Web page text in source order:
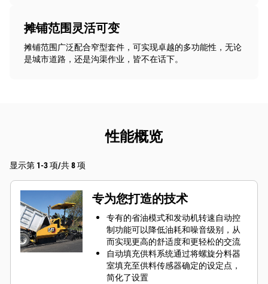
摊铺范围灵活可变
摊铺范围广泛配合窄型套件，可实现卓越的多功能性，无论
是城市道路，还是沟渠作业，皆不在话下。
性能概览
显示第 1-3 项/共 8 项
专为您打造的技术
专有的省油模式和发动机转速自动控
制功能可以降低油耗和噪音级别，从
而实现更高的舒适度和更轻松的交流
自动填充供料系统通过将螺旋分料器
室填充至供料传感器确定的设定点，
简化了设置